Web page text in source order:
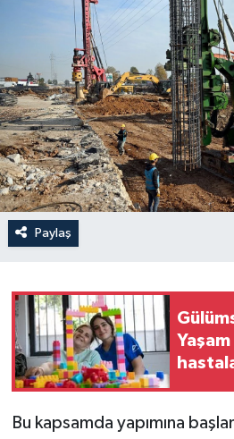
Paylaş
Bu kapsamda yapımına